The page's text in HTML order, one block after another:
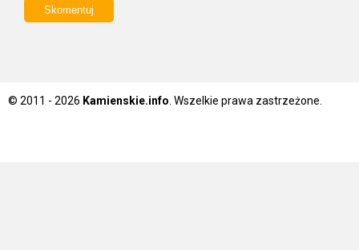
© 2011 - 2026 Kamienskie.info . Wszelkie prawa zastrzeżone.